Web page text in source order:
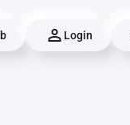
Login